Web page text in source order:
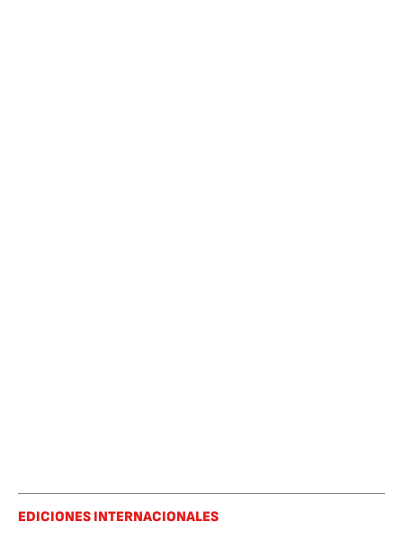
EDICIONES INTERNACIONALES